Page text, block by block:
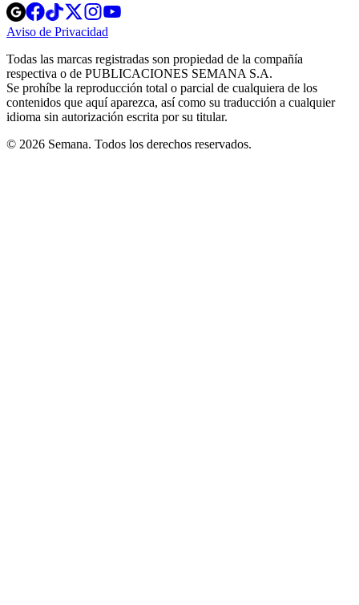
Opens
in
new
Opens
in
new
Opens
in
new
window
Opens
new
windowwindow
Aviso de Privacidad
new
window
Todas las marcas registradas son propiedad de la compañía
respectiva o de PUBLICACIONES SEMANA S.A.
Se prohíbe la reproducción total o parcial de cualquiera de los
contenidos que aquí aparezca, así como su traducción a cualquier
idioma sin autorización escrita por su titular.
© 2026 Semana. Todos los derechos reservados.